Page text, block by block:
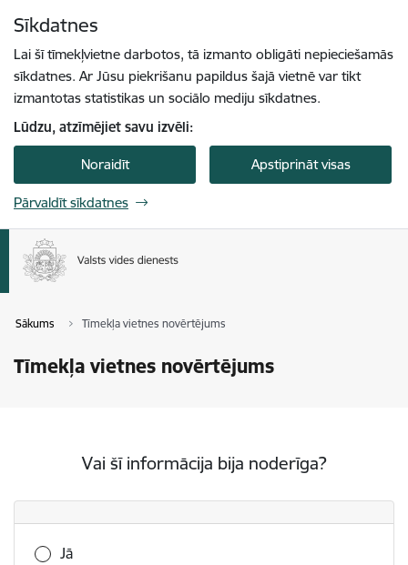
Sīkdatnes
Lai šī tīmekļvietne darbotos, tā izmanto obligāti nepieciešamās
sīkdatnes. Ar Jūsu piekrišanu papildus šajā vietnē var tikt
izmantotas statistikas un sociālo mediju sīkdatnes.
Lūdzu, atzīmējiet savu izvēli:
Noraidīt Apstiprināt visas
Pārvaldīt sīkdatnes
Sākums Tīmekļa vietnes novērtējums
Tīmekļa vietnes novērtējums
Vai šī informācija bija noderīga?
Vai šī informācija bija noderīga?
Jā